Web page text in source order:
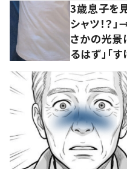
3歳息子を
シャツ！？
さかの光景
るはず」「す